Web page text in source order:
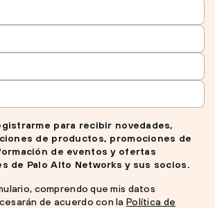
para recibir novedades,
de productos, promociones de
de eventos y ofertas
de Palo Alto Networks y sus socios.
comprendo que mis datos
de acuerdo con laPolítica de